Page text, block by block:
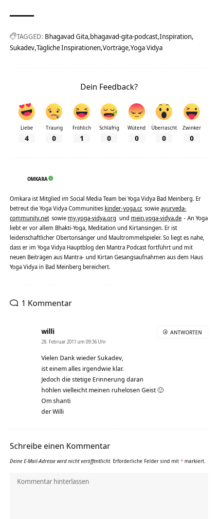
TAGGED: Bhagavad Gita bhagavad-gita-podcast Inspiration
Sukadev Tägliche Inspirationen Vorträge Yoga Vidya
Dein Feedback?
Liebe
4
Traurig
0
Fröhlich
1
Schläfrig
0
Wütend
0
Überrascht
0
Zwinker
0
OMKARA
Omkara ist Mitglied im Social Media Team bei Yoga Vidya Bad Meinberg. Er
betreut die Yoga Vidya Communities kinder-yoga.cc sowieayurveda-
community.net sowie my.yoga-vidya.org und mein.yoga-vidya.de - An Yoga
liebt er vor allem Bhakti-Yoga, Meditation und Kirtansingen. Er ist
leidenschaftlicher Obertonsänger und Maultrommelspieler. So liegt es nahe,
dass er im Yoga Vidya Hauptblog den Mantra Podcast fortführt und mit
neuen Beiträgen aus Mantra- und Kirtan Gesangsaufnahmen aus dem Haus
Yoga Vidya in Bad Meinberg bereichert.
1 Kommentar
willi
28. Februar 2011 um 09:36 Uhr
Vielen Dank wieder Sukadev,
ist einem alles irgendwie klar.
Jedoch die stetige Erinnerung daran
höhlen vielleicht meinen ruhelosen Geist 🙂
Om shanti
der Willi
ANTWORTEN
Schreibe einen Kommentar
Deine E-Mail-Adresse wird nicht veröffentlicht. Erforderliche Felder sind mit * markiert.